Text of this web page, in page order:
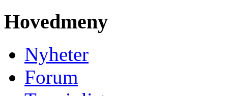
Hovedmeny
Nyheter
Forum